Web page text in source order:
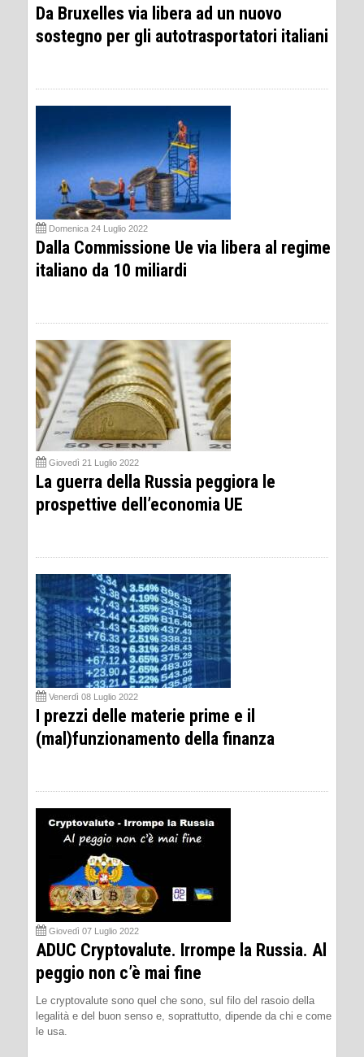
Da Bruxelles via libera ad un nuovo
sostegno per gli autotrasportatori italiani
Domenica 24 Luglio 2022
Dalla Commissione Ue via libera al regime
italiano da 10 miliardi
Giovedì 21 Luglio 2022
La guerra della Russia peggiora le
prospettive dell’economia UE
Venerdì 08 Luglio 2022
I prezzi delle materie prime e il
(mal)funzionamento della finanza
Giovedì 07 Luglio 2022
ADUC Cryptovalute. Irrompe la Russia. Al
peggio non c’è mai fine
Le cryptovalute sono quel che sono, sul filo del rasoio della
legalità e del buon senso e, soprattutto, dipende da chi e come
le usa.